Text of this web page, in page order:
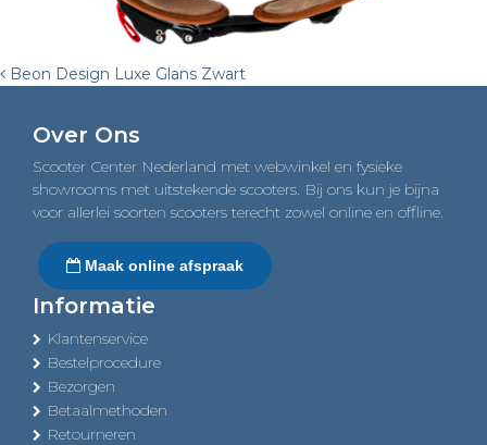
Post
navigation
Beon Design Luxe Glans Zwart
Over Ons
Scooter Center Nederland met webwinkel en fysieke
showrooms met uitstekende scooters. Bij ons kun je bijna
voor allerlei soorten scooters terecht zowel online en offline.
Maak online afspraak
Informatie
Klantenservice
Bestelprocedure
Bezorgen
Betaalmethoden
Retourneren